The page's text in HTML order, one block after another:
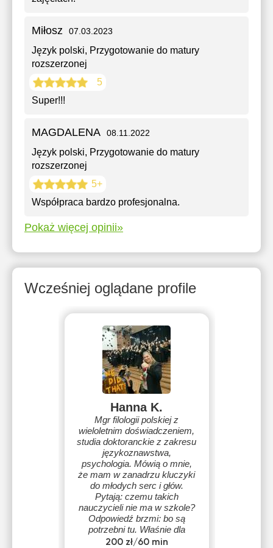
Miłosz 07.03.2023
Język polski, Przygotowanie do matury
rozszerzonej
5
Super!!!
MAGDALENA 08.11.2022
Język polski, Przygotowanie do matury
rozszerzonej
5+
Współpraca bardzo profesjonalna.
Pokaż więcej opinii»
Wcześniej oglądane profile
Hanna K.
Mgr filologii polskiej z
wieloletnim doświadczeniem,
studia doktoranckie z zakresu
językoznawstwa,
psychologia. Mówią o mnie,
że mam w zanadrzu kluczyki
do młodych serc i głów.
Pytają: czemu takich
nauczycieli nie ma w szkole?
Odpowiedź brzmi: bo są
potrzebni tu. Właśnie dla
Ciebie.
200 zł/60 min